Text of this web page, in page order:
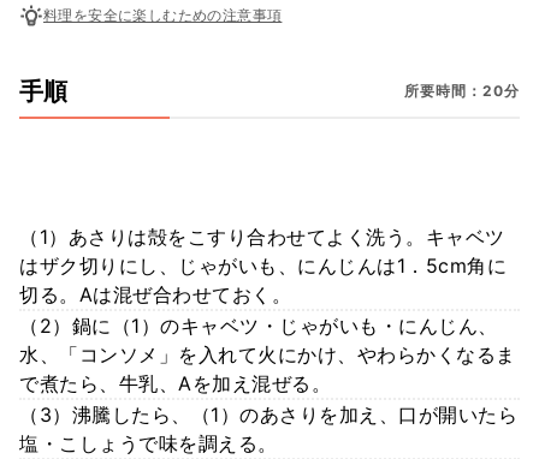
料理を安全に楽しむための注意事項
手順 所要時間：20分
（1）あさりは殻をこすり合わせてよく洗う。キャベツ
はザク切りにし、じゃがいも、にんじんは1．5cm角に
切る。Aは混ぜ合わせておく。
（2）鍋に（1）のキャベツ・じゃがいも・にんじん、
水、「コンソメ」を入れて火にかけ、やわらかくなるま
で煮たら、牛乳、Aを加え混ぜる。
（3）沸騰したら、（1）のあさりを加え、口が開いたら
塩・こしょうで味を調える。